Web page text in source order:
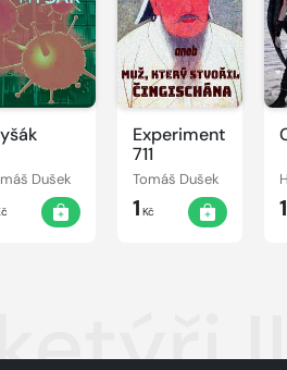
Dušek
Experiment
711
Tomáš Dušek
1 Kč